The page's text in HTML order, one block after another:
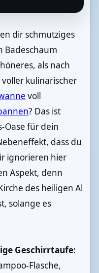
dir schmutziges
Badeschaum
als nach
kulinarischer
voll
? Das ist
Oase für dein
dass du
ignorieren hier
Aspekt, denn
des heiligen Al
solange es
Geschirrtaufe:
Flasche,